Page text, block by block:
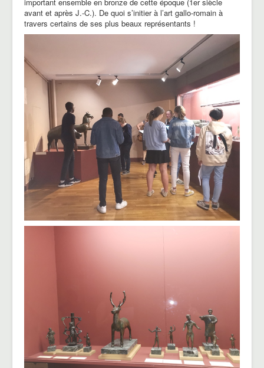
avant et après J.-C.). De quoi s’initier à l’art gallo-romain à
travers certains de ses plus beaux représentants !